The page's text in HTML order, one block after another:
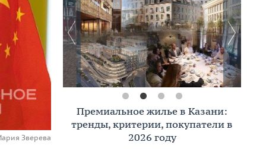
Зверева
Премиальное жилье в Казани:
тренды, критерии, покупатели в
2026 году